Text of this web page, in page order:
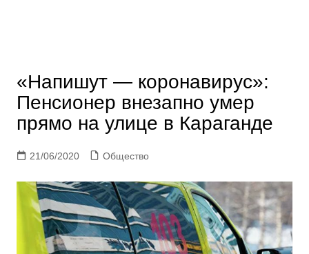
«Напишут — коронавирус»:
Пенсионер внезапно умер
прямо на улице в Караганде
21/06/2020 Общество